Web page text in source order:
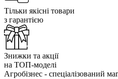
Тільки якісні товари
з гарантією
Знижки та акції
на ТОП-моделі
Агробізнес - спеціалізований